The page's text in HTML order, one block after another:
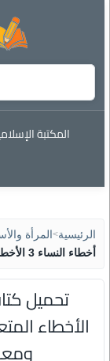
المكتبة
الرئيسية> المرأة
أخطاء النساء 3 الأخطاء المتعلقة بالخطبة والزواج ومعاشرة الأزواج
الأخطاء